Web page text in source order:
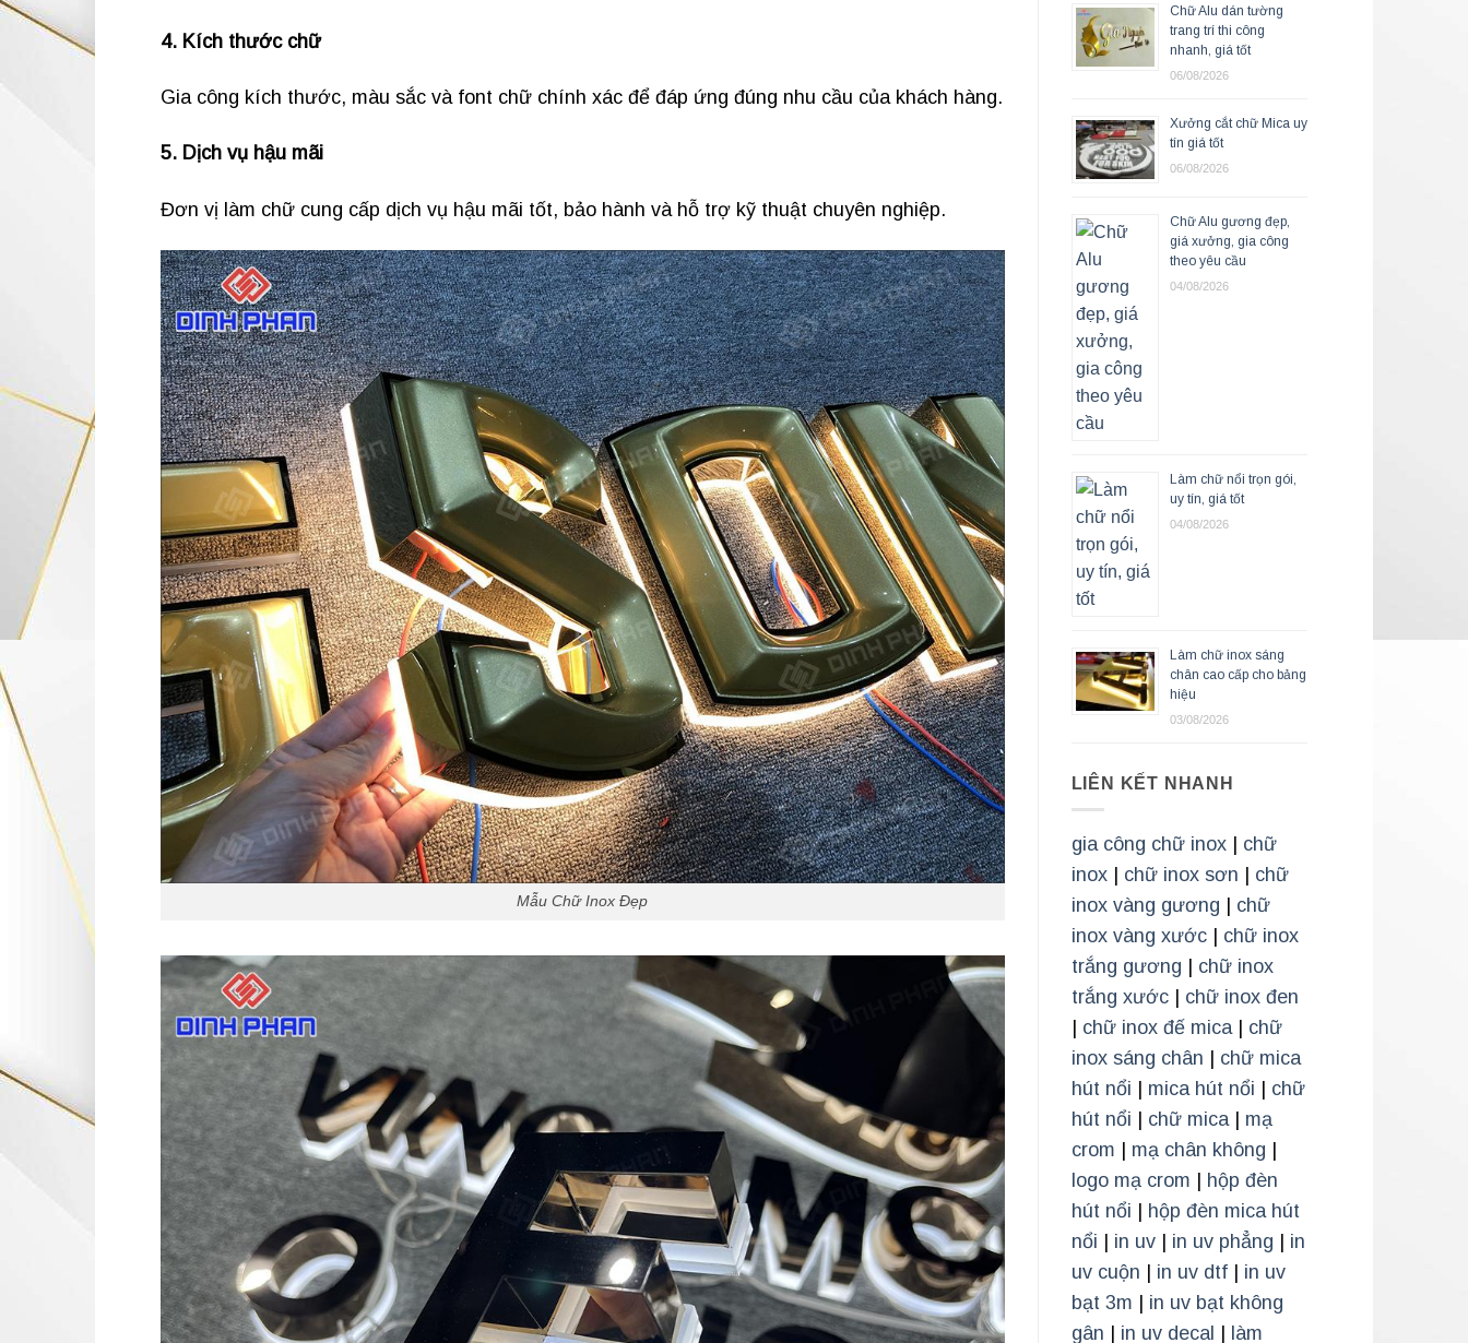
4. Kích thước chữ
Gia công kích thước, màu sắc và font chữ chính xác để đáp ứng đúng nhu cầu của khách hàng.
5. Dịch vụ hậu mãi
Đơn vị làm chữ cung cấp dịch vụ hậu mãi tốt, bảo hành và hỗ trợ kỹ thuật chuyên nghiệp.
Mẫu Chữ Inox Đẹp
Chữ Alu dán tường
trang trí thi công
nhanh, giá tốt
06/08/2026
Xưởng cắt chữ Mica uy
tín giá tốt
06/08/2026
Chữ Alu gương đẹp,
giá xưởng, gia công
theo yêu cầu
04/08/2026
Làm chữ nổi trọn gói,
uy tín, giá tốt
04/08/2026
Làm chữ inox sáng
chân cao cấp cho bảng
hiệu
03/08/2026
LIÊN KẾT NHANH
gia công chữ inox| chữ
inox| chữ inox sơn
chữ
inox vàng gương
chữ
inox vàng xước| chữ inox
trắng gương
chữ inox
trắng xước| chữ inox đen
chữ inox đế mica| chữ
inox sáng chân
chữ mica
hút nổi
mica hút nổi
chữ
hút nổi
chữ mica| mạ
crom
mạ chân không
logo mạ crom
hộp đèn
hút nổi
hộp đèn mica hút
nổi
in uv| in uv phẳng
in
uv cuộn
in uv dtf| in uv
bạt 3m
in uv bạt không
gân
in uv decal làm